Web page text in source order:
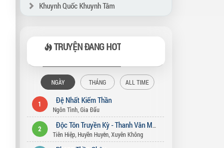
Khuynh Quốc Khuynh Tâm
TRUYỆN ĐANG HOT
NGÀY THÁNG ALL TIME
1 Đệ Nhất Kiếm Thần
Ngôn Tình, Gia Đấu
2
Độc Tôn Truyền Kỳ - Thanh Vân Môn
Tiên Hiệp, Huyền Huyễn, Xuyên Không